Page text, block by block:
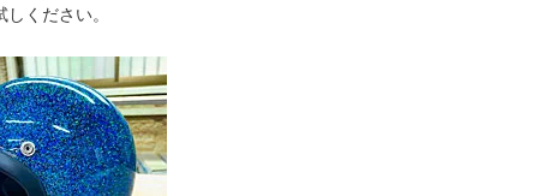
しください。